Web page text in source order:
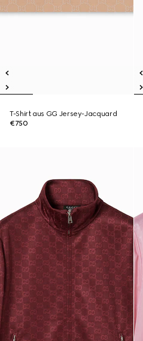
T-Shirt aus GG Jersey-Jacquard
€750